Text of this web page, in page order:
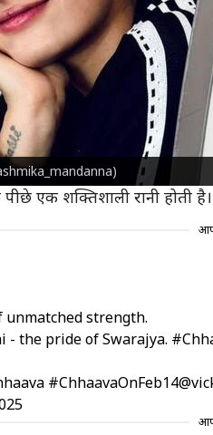
में होंगी, यह किरदार
हैं। वह मराठी साड़ी और
एक शक्तिशाली रानी होती
unmatched strength.
- the pride of Swarajya.
#ChhaavaOnFeb14